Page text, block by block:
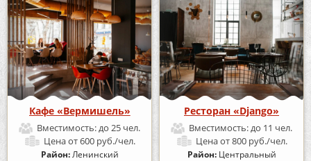
Кафе «Вермишель»
Вместимость:до 25 чел.
Ценаот 600 руб./чел.
Район:Ленинский
Ресторан «Django»
Вместимость:до 11 чел.
Ценаот 800 руб./чел.
Район: Центральный